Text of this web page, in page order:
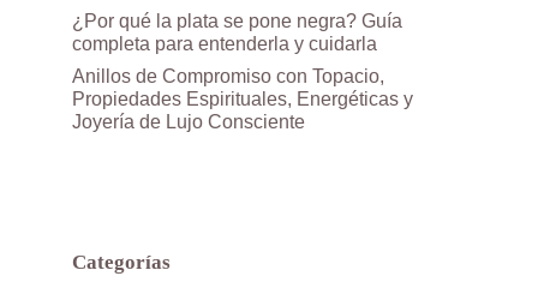
¿Por qué la plata se pone negra? Guía
completa para entenderla y cuidarla
Anillos de Compromiso con Topacio,
Propiedades Espirituales, Energéticas y
Joyería de Lujo Consciente
Categorías